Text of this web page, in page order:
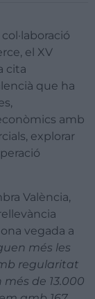
el XV
cita
que ha
amb
explorar
València,
vegada a
més les
regularitat
de 13.000